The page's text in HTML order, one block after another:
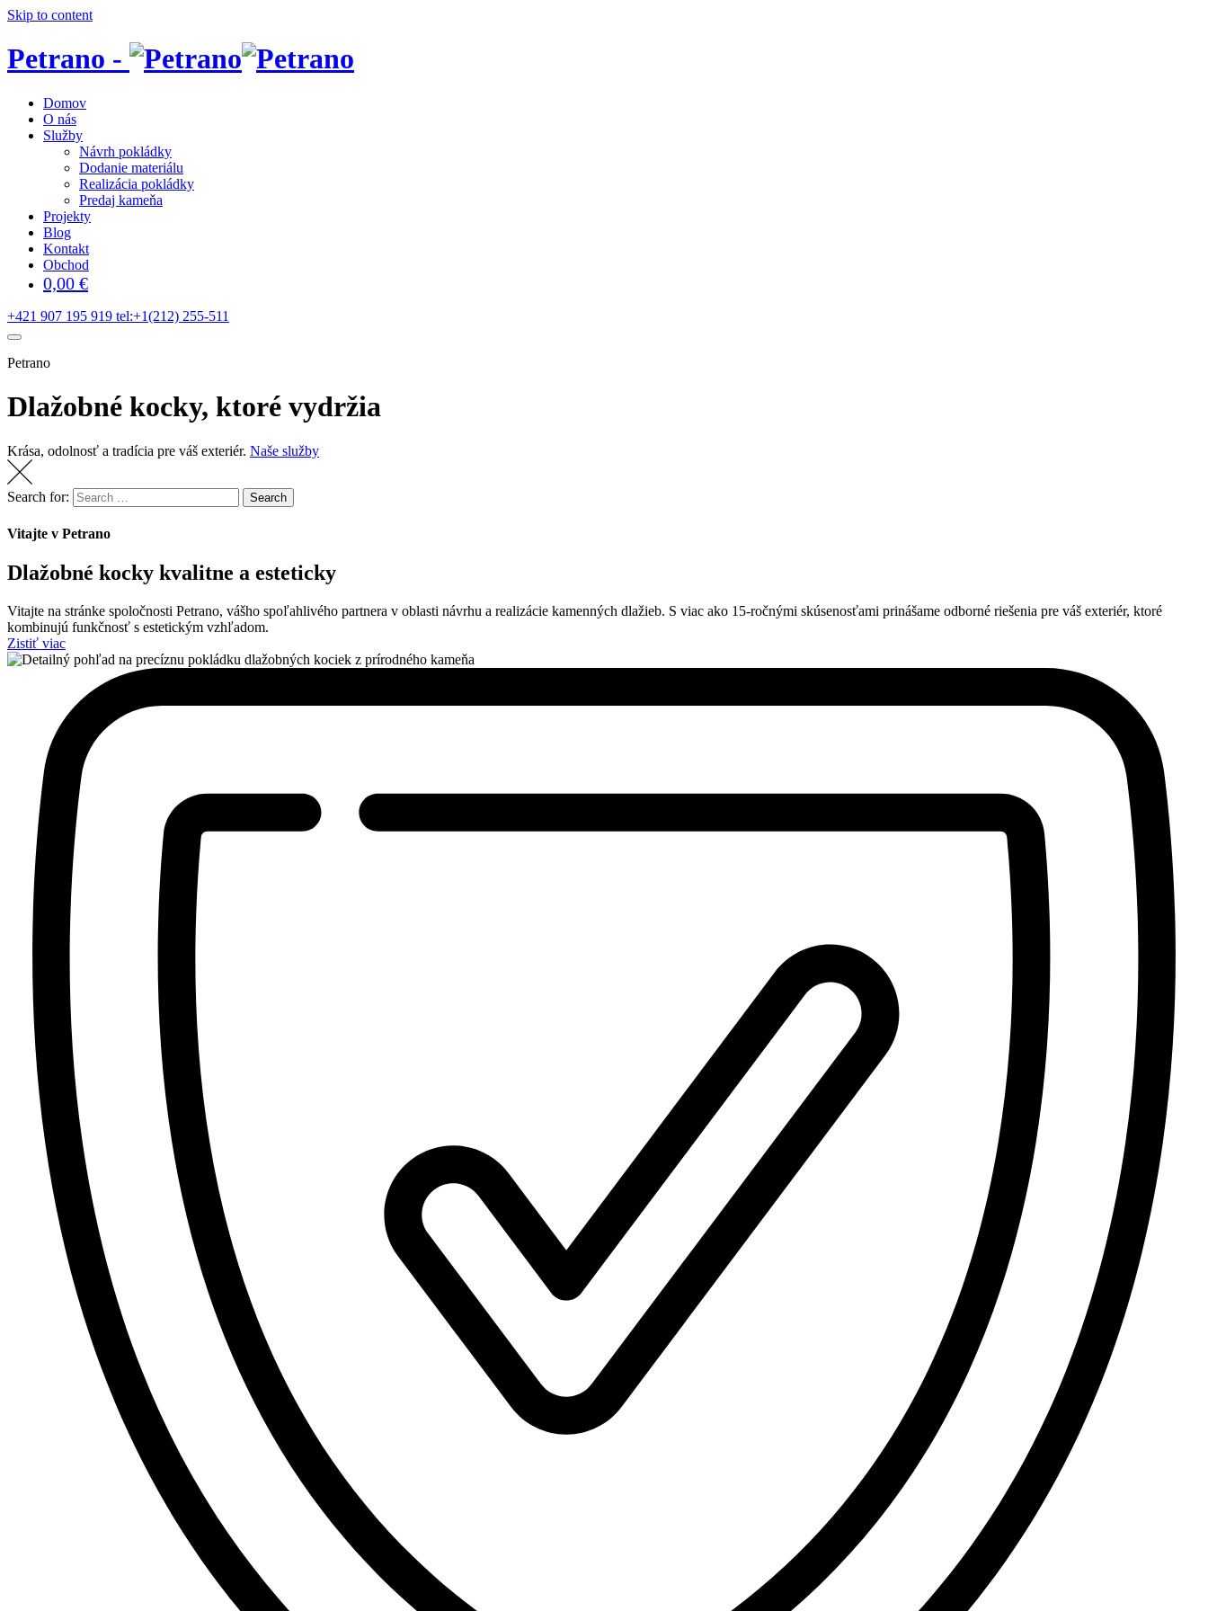
Skip to content
Petrano -
Domov
O nás
Služby
Návrh pokládky
Dodanie materiálu
Realizácia pokládky
Predaj kameňa
Projekty
Blog
Kontakt
Obchod
0,00 €
+421 907 195 919 tel:+1(212) 255-511
Petrano
Dlažobné kocky, ktoré vydržia
Krása, odolnosť a tradícia pre váš exteriér. Naše služby
Search for: Search
Vitajte v Petrano
Dlažobné kocky kvalitne a esteticky
Vitajte na stránke spoločnosti Petrano, vášho spoľahlivého partnera v oblasti návrhu a realizácie kamenných dlažieb. S viac ako 15-ročnými skúsenosťami prinášame odborné riešenia pre váš exteriér, ktoré
kombinujú funkčnosť s estetickým vzhľadom.
Zistiť viac